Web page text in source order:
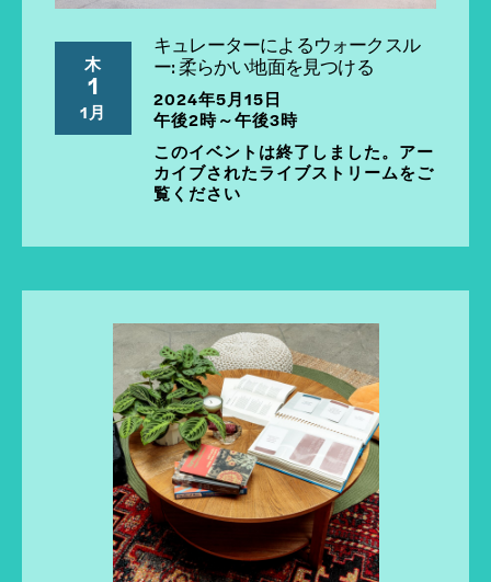
木
1
1月
キュレーターによるウォークスル
ー: 柔らかい地面を見つける
2024年5月15日
午後2時～午後3時
このイベントは終了しました。アー
カイブされたライブストリームをご
覧ください